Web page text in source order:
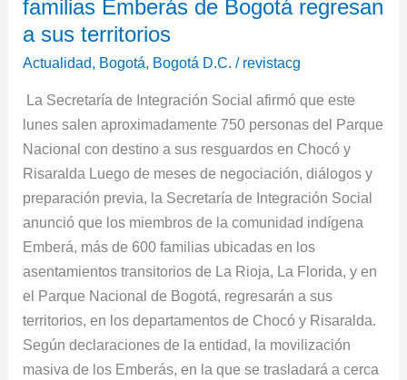
familias Emberás de Bogotá regresan
a sus territorios
Actualidad, Bogotá, Bogotá D.C. / revistacg
La Secretaría de Integración Social afirmó que este
lunes salen aproximadamente 750 personas del Parque
Nacional con destino a sus resguardos en Chocó y
Risaralda Luego de meses de negociación, diálogos y
preparación previa, la Secretaría de Integración Social
anunció que los miembros de la comunidad indígena
Emberá, más de 600 familias ubicadas en los
asentamientos transitorios de La Rioja, La Florida, y en
el Parque Nacional de Bogotá, regresarán a sus
territorios, en los departamentos de Chocó y Risaralda.
Según declaraciones de la entidad, la movilización
masiva de los Emberás, en la que se trasladará a cerca
retorno:
más
de
familias
Emberás
de
Bogotá
regresan
a
sus
territorios